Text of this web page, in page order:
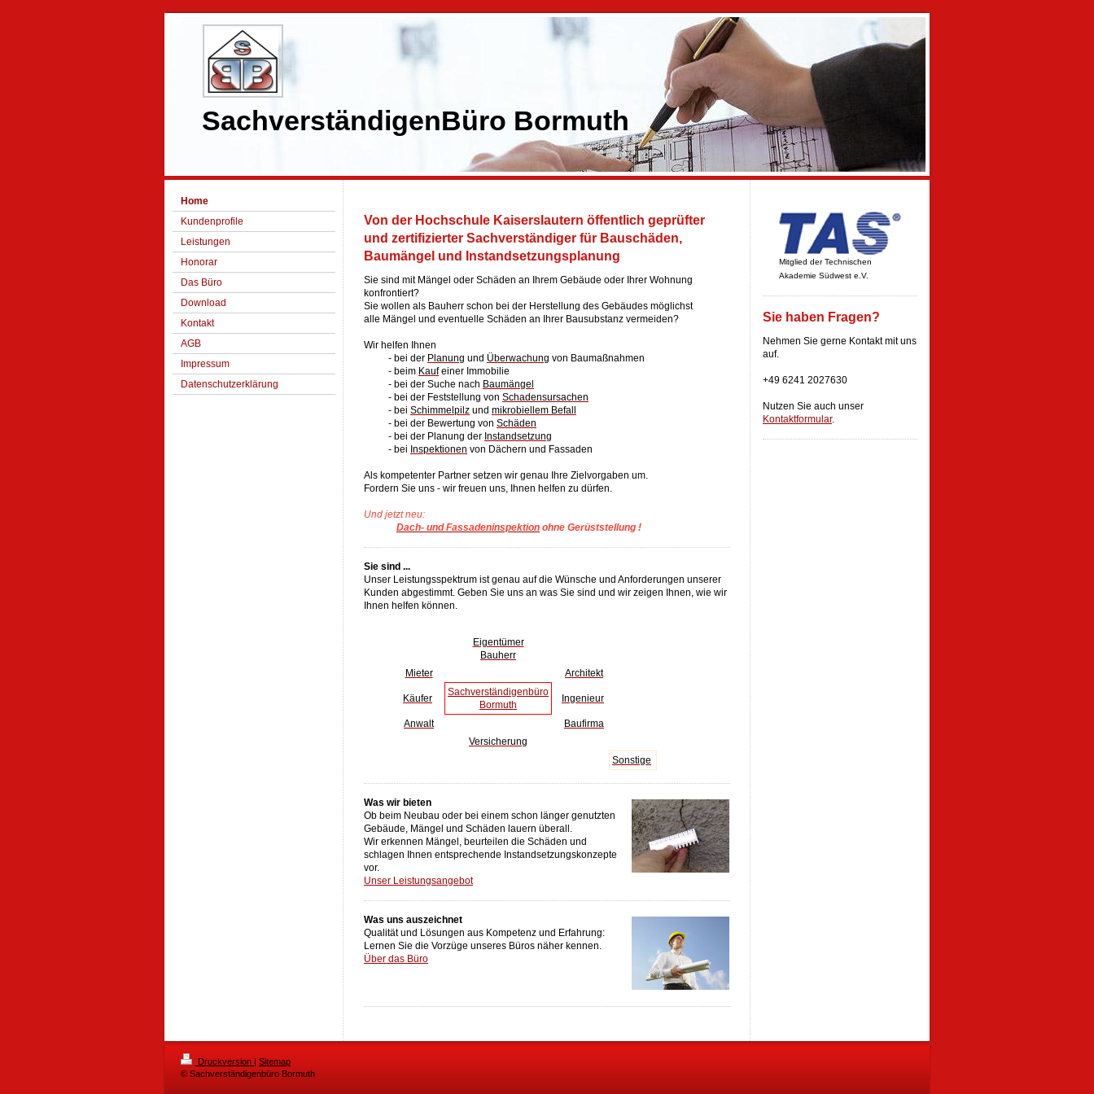
SachverständigenBüro Bormuth
Home
Kundenprofile
Leistungen
Honorar
Das Büro
Download
Kontakt
AGB
Impressum
Datenschutzerklärung
Von der Hochschule Kaiserslautern öffentlich geprüfter
und zertifizierter Sachverständiger für Bauschäden,
Baumängel und Instandsetzungsplanung
Sie sind mit Mängel oder Schäden an Ihrem Gebäude oder Ihrer Wohnung
konfrontiert?
Sie wollen als Bauherr schon bei der Herstellung des Gebäudes möglichst
alle Mängel und eventuelle Schäden an Ihrer Bausubstanz vermeiden?
Wir helfen Ihnen
- bei der Planung und Überwachung von Baumaßnahmen
- beim Kaufeiner Immobilie
- bei der Suche nach Baumängel
- bei der Feststellung von Schadensursachen
- bei Schimmelpilz und mikrobiellem Befall
- bei der Bewertung von Schäden
- bei der Planung der Instandsetzung
- bei Inspektionen von Dächern und Fassaden
Als kompetenter Partner setzen wir genau Ihre Zielvorgaben um.
Fordern Sie uns - wir freuen uns, Ihnen helfen zu dürfen.
Und jetzt neu:
Dach- und Fassadeninspektion ohne Gerüststellung !
Sie sind ...
Unser Leistungsspektrum ist genau auf die Wünsche und Anforderungen unserer
Kunden abgestimmt. Geben Sie uns an was Sie sind und wir zeigen Ihnen, wie wir
Ihnen helfen können.
Eigentümer
Bauherr
Mieter
Architekt
Käufer
Sachverständigenbüro
Bormuth
Ingenieur
Anwalt
Baufirma
Versicherung
Sonstige
Was wir bieten
Ob beim Neubau oder bei einem schon länger genutzten
Gebäude, Mängel und Schäden lauern überall.
Wir erkennen Mängel, beurteilen die Schäden und
schlagen Ihnen entsprechende Instandsetzungskonzepte
vor.
Unser Leistungsangebot
Was uns auszeichnet
Qualität und Lösungen aus Kompetenz und Erfahrung:
Lernen Sie die Vorzüge unseres Büros näher kennen.
Über das Büro
Mitglied der Technischen
Akademie Südwest e.V.
Sie haben Fragen?
Nehmen Sie gerne Kontakt mit uns
auf.
+49 6241 2027630
Nutzen Sie auch unser
Kontaktformular.
Druckversion | Sitemap
© Sachverständigenbüro Bormuth